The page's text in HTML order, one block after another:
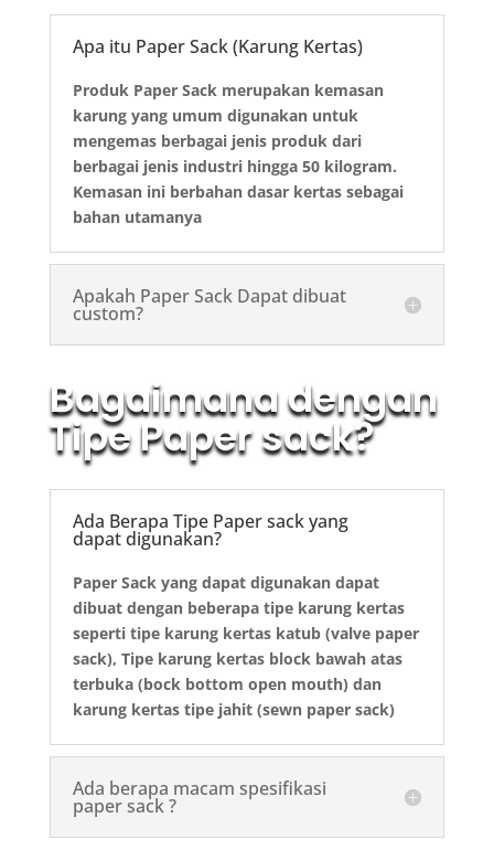
Apa itu Paper Sack (Karung Kertas)
Produk Paper Sack merupakan kemasan
karung yang umum digunakan untuk
mengemas berbagai jenis produk dari
berbagai jenis industri hingga 50 kilogram.
Kemasan ini berbahan dasar kertas sebagai
bahan utamanya
Apakah Paper Sack Dapat dibuat
custom?
Bagaimana dengan
Tipe Paper sack?
Ada Berapa Tipe Paper sack yang
dapat digunakan?
Paper Sack yang dapat digunakan dapat
dibuat dengan beberapa tipe karung kertas
seperti tipe karung kertas katub (valve paper
sack), Tipe karung kertas block bawah atas
terbuka (bock bottom open mouth) dan
karung kertas tipe jahit (sewn paper sack)
Ada berapa macam spesifikasi
paper sack ?